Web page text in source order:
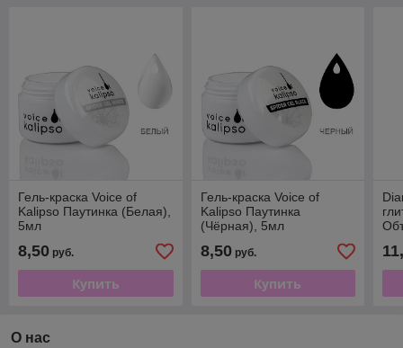
Гель-краска Voice of
Kalipso Паутинка (Белая),
5мл
8,50 руб.
Купить
Гель-краска Voice of
Kalipso Паутинка
(Чёрная), 5мл
8,50руб.
Купить
О нас